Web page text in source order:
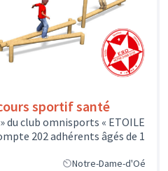
sportif santé
du club omnisports « ETOILE
202 adhérents âgés de 1
Notre-Dame-d'Oé